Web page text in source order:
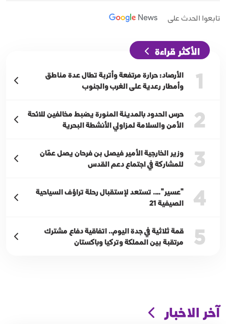
تابعوا الحدث على
الأكثر قراءة
1
الأرصاد: حرارة مرتفعة وأتربة تطال عدة مناطق
وأمطار رعدية على الغرب والجنوب
2
حرس الحدود بالمدينة المنورة يضبط مخالفين للائحة
الأمن والسلامة لمزاولي الأنشطة البحرية
3
وزير الخارجية الأمير فيصل بن فرحان يصل عمّان
للمشاركة في اجتماع دعم القدس
4
"عسير"…. تستعد لإستقبال رحلة تراؤف السياحية
الصيفية 21
5
قمة ثلاثية في جدة اليوم.. اتفاقية دفاع مشترك
مرتقبة بين المملكة وتركيا وباكستان
آخر الاخبار